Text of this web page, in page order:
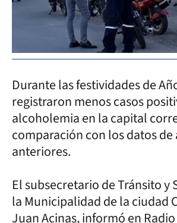
Durante las festividades de
registraron menos casos
alcoholemia en la capital
comparación con los datos de
anteriores.
El subsecretario de Tránsito y
la Municipalidad de la ciudad
Juan Acinas, informó en